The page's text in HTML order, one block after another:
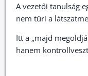
A vezetői tanulság
nem tűri a
Itt a „majd
hanem